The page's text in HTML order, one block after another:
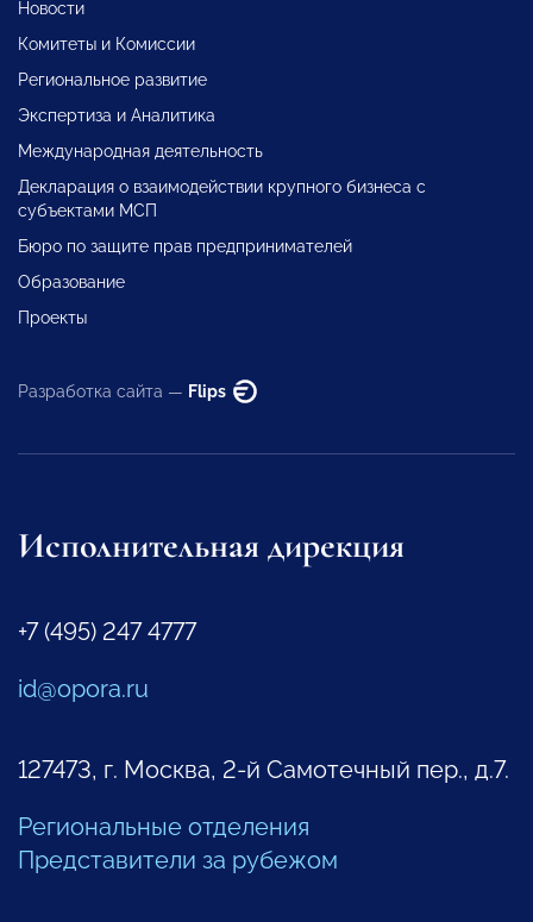
Новости
Комитеты и Комиссии
Региональное развитие
Экспертиза и Аналитика
Международная деятельность
Декларация о взаимодействии крупного бизнеса с
субъектами МСП
Бюро по защите прав предпринимателей
Образование
Проекты
Разработка сайта — Flips
Исполнительная дирекция
+7 (495) 247 4777
id@opora.ru
127473, г. Москва, 2-й Самотечный пер., д.7.
Региональные отделения
Представители за рубежом